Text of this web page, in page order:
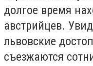
долгое время
австрийцев.
львовские
съезжаются